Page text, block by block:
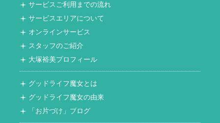
サービスご利用までの流れ
サービスエリアについて
オンラインサービス
スタッフのご紹介
大塚裕美プロフィール
グッドライフ魔女とは
グッドライフ魔女の由来
「お片づけ」ブログ